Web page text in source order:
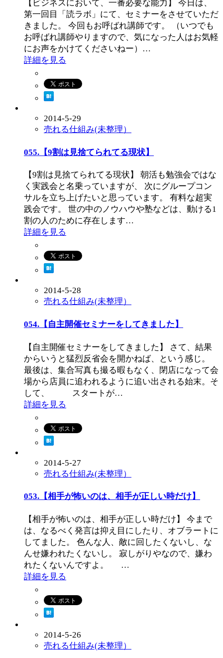
【ビジネスにおいて、一番必要な能力】 今日は、
第一回目「読ラボ」にて、セミナーをさせていただ
きました。 今回もお呼ばれ講師です。 （いつでも
お呼ばれ講師やりますので、気になった人はお気軽
にお声をかけてくださいねー）…
詳細を見る
2014-5-29
売れる仕組み(未整理）
055.【9割は見捨てられてる現状】
【9割は見捨てられてる現状】 朝活も勉強会ではな
く実践会と名乗っていますが、 次にグループコン
サルを立ち上げたいと思っています。 有料な超実
践会です。 世の中のノウハウや塾などは、動ける1
割の人のために存在します…
詳細を見る
2014-5-28
売れる仕組み(未整理）
054.【自主開催セミナーをしてきました】
【自主開催セミナーをしてきました】 さて、結果
からいうと猛烈反省会を開かねば、という感じ。
最後は、集合写真も撮る暇もなく、閉店になって会
場から店員に追われるように追い出される始末。そ
して、 スタートが…
詳細を見る
2014-5-27
売れる仕組み(未整理）
053.【相手が怖いのは、相手が正しい時だけ】
【相手が怖いのは、相手が正しい時だけ】 今まで
は、なるべく発言は抑え目にしたり、オブラートに
してました。 色んな人、敵に回したくないし、な
んせ嫌われたくないし。 寂しがりやなので、嫌わ
れたくないんですよ。 …
詳細を見る
2014-5-26
売れる仕組み(未整理）